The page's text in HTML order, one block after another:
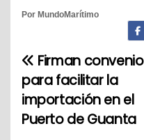
Por MundoMarítimo
N
a
v
Firman convenio
para facilitar la
importación en el
Puerto de Guanta